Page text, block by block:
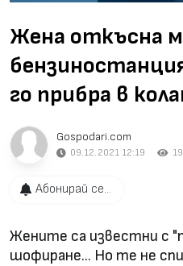
Жена откъсна
го прибра в
Gospodari.com
09.12.2021 12:19
Абонирай се...
Жените са известни с
шофиране... Но те не